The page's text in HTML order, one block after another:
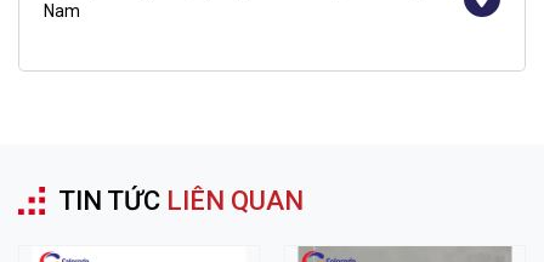
Nam
TIN TỨC LIÊN QUAN